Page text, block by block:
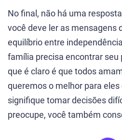
No final, não há uma
você deve ler as mensagens
equilíbrio entre
família precisa encontrar seu
que é claro é que todos
queremos o melhor para
signifique tomar decisões
preocupe, você também